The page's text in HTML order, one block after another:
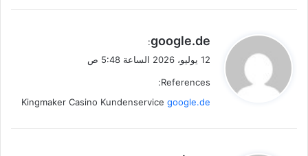
ي
ق
ل
google.de
:
12 يوليو، 2026 الساعة 5:48 ص
References:
Kingmaker Casino Kundenservice google.de